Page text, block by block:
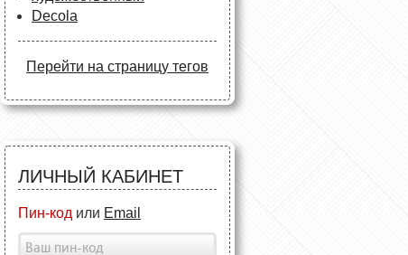
Decola
Перейти на страницу тегов
ЛИЧНЫЙ КАБИНЕТ
Пин-код или Email